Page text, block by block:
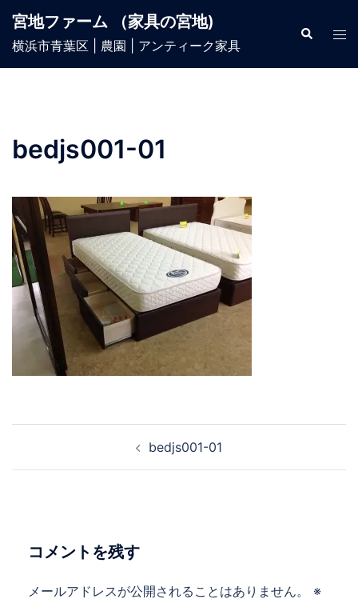
宮地ファーム （家具の宮地)
横浜市青葉区 | 農園 | アンティーク家具
bedjs001-01
bedjs001-01
コメントを残す
メールアドレスが公開されることはありません。
※